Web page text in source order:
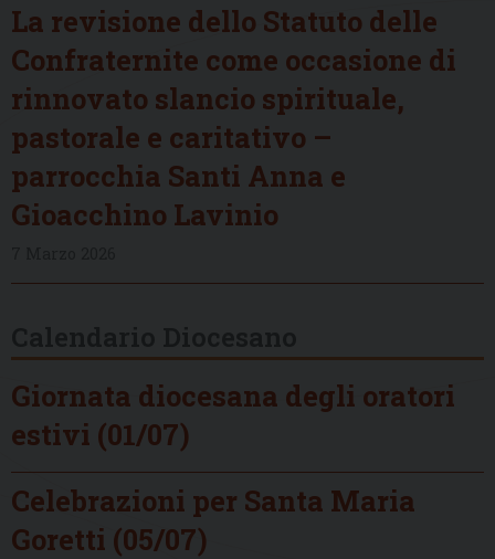
La revisione dello Statuto delle
Confraternite come occasione di
rinnovato slancio spirituale,
pastorale e caritativo –
parrocchia Santi Anna e
Gioacchino Lavinio
Giornata diocesana degli oratori
estivi (01/07)
Celebrazioni per Santa Maria
Goretti (05/07)